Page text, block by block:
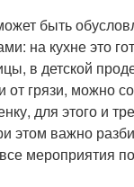
быть
на кухне это
в детской
грязи, можно
для этого и
этом важно
мероприятия